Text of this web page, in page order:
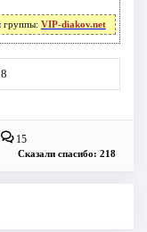
группы: VIP-diakov.net
15
Сказали спасибо: 218